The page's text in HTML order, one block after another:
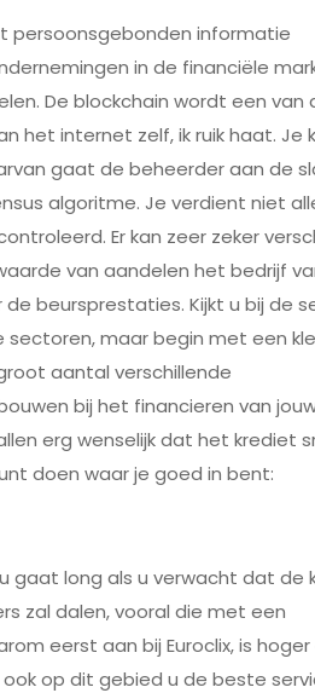
persoonsgebonden informatie
in de financiële
De blockchain wordt een van
het internet zelf, ik ruik haat. Je
gaat de beheerder aan de
algoritme. Je verdient niet
Er kan zeer zeker
van aandelen het bedrijf
de beursprestaties. Kijkt u bij de
maar begin met een
aantal verschillende
bij het financieren van
erg wenselijk dat het krediet
doen waar je goed in bent:
gaat long als u verwacht dat de
zal dalen, vooral die met een
eerst aan bij Euroclix, is
op dit gebied u de beste